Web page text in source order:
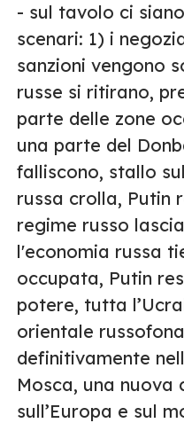
- sul tavolo ci
scenari: 1) i
sanzioni vengono
russe si ritirano,
parte delle zone
una parte del
falliscono, stallo
russa crolla, Putin
regime russo
l'economia russa
occupata, Putin
potere, tutta
orientale
definitivamente
Mosca, una nuova
sull’Europa e sul